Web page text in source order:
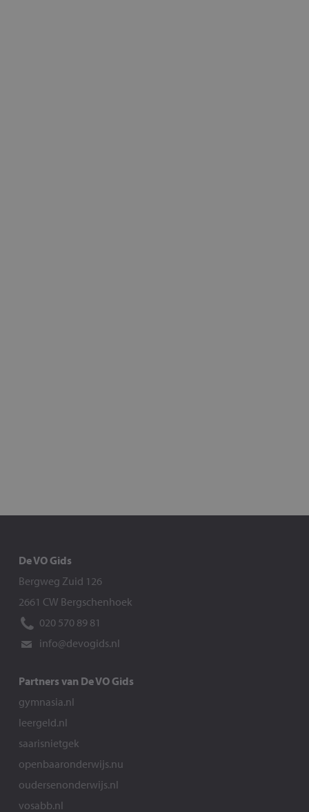
De VO Gids
Bergweg Zuid 126
2661 CW Bergschenhoek
020 570 89 81
info@devogids.nl
Partners van De VO Gids
gymnasia.nl
leergeld.nl
saarisnietgek
openbaaronderwijs.nu
oudersenonderwijs.nl
vosabb.nl